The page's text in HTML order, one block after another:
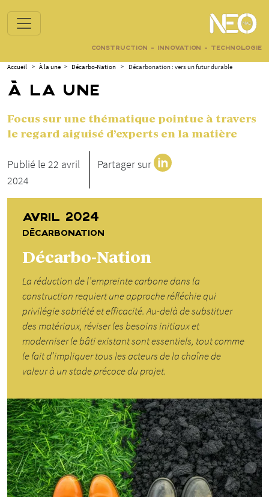
CONSTRUCTION - INNOVATION - TECHNOLOGIE
Accueil > À la une > Décarbo-Nation > Décarbonation : vers un futur durable
À LA UNE
Focus sur une thématique pointue à travers
le regard aiguisé d’experts en la matière
Publié le 22 avril
2024
Partager sur
AVRIL 2024
DÉCARBONATION
Décarbo-Nation
La réduction de l’empreinte carbone dans la
construction requiert une approche réfléchie qui
privilégie sobriété et efficacité. Au-delà de substituer
des matériaux, réviser les besoins initiaux et
moderniser le bâti existant sont essentiels, tout comme
le fait d’impliquer tous les acteurs de la chaîne de
valeur à un stade précoce du projet.